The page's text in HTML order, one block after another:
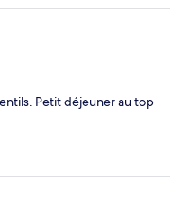
Petit déjeuner au top